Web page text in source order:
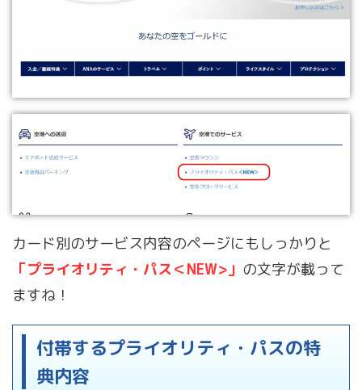
カード別のサービス内容のページにもしっかりと
「プライオリティ・パス＜NEW>」 の文字が載って
ますね！
付帯するプライオリティ・パスの特
典内容